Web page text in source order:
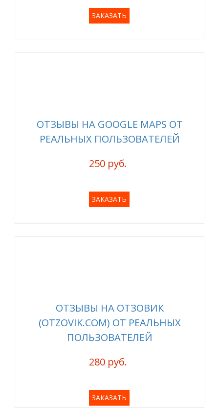
ЗАКАЗАТЬ
ОТЗЫВЫ НА GOOGLE MAPS ОТ
РЕАЛЬНЫХ ПОЛЬЗОВАТЕЛЕЙ
250 руб.
ЗАКАЗАТЬ
ОТЗЫВЫ НА ОТЗОВИК
(OTZOVIK.COM) ОТ РЕАЛЬНЫХ
ПОЛЬЗОВАТЕЛЕЙ
280 руб.
ЗАКАЗАТЬ